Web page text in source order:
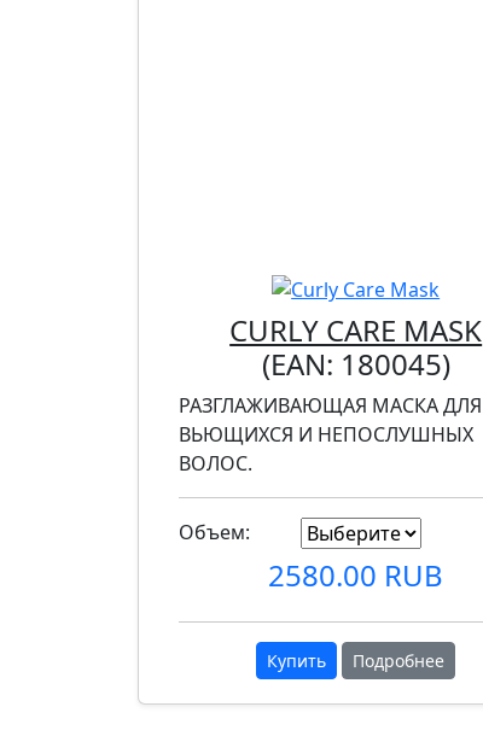
CURLY CARE MASK
(EAN: 180045)
РАЗГЛАЖИВАЮЩАЯ МАСКА ДЛЯ
ВЬЮЩИХСЯ И НЕПОСЛУШНЫХ
ВОЛОС.
Объем:
2580.00 RUB
Купить Подробнее